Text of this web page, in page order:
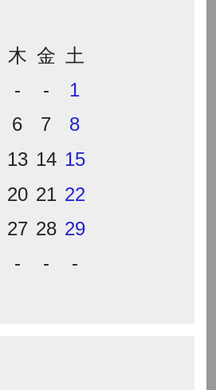
木 金 土
- -
1
6 7
8
13 14 15
20 21 22
27 28 29
- - -